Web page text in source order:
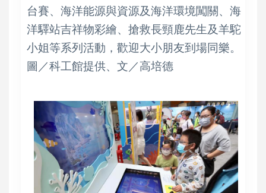
台賽、海洋能源與資源及海洋環境闖關、海
洋驛站吉祥物彩繪、搶救長頸鹿先生及羊駝
小姐等系列活動，歡迎大小朋友到場同樂。
圖／科工館提供、文／高培德